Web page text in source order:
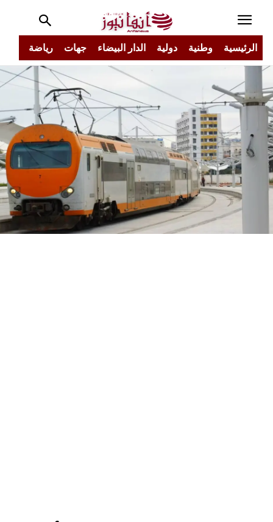
الرئيسية وطنية دولية الدار البيضاء جهات رياضة